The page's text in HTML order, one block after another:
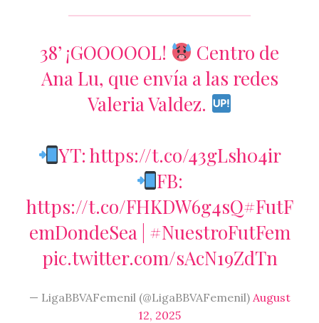
38’ ¡GOOOOOL!
Centro de
Ana Lu, que envía a las redes
Valeria Valdez.
YT:https://t.co/43gLsh04ir
FB:
https://t.co/FHKDW6g4sQ#FutF
emDondeSea| #NuestroFutFem
pic.twitter.com/sAcN19ZdTn
— LigaBBVAFemenil (@LigaBBVAFemenil) August
12, 2025